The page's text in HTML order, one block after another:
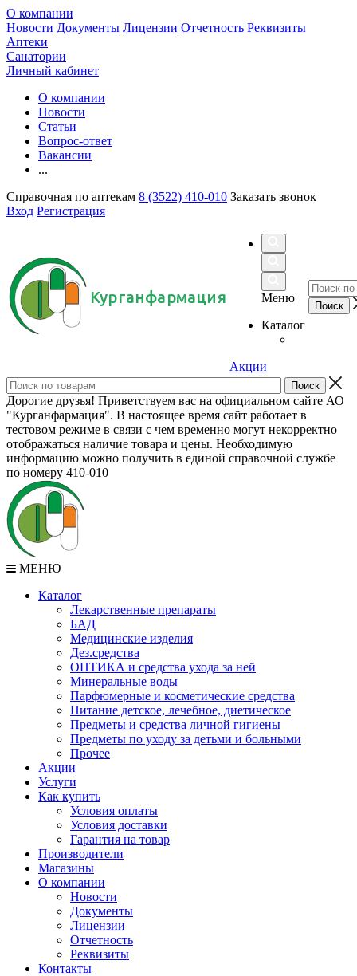
О компании
Новости Документы Лицензии Отчетность Реквизиты
Аптеки
Санатории
Личный кабинет
О компании
Новости
Статьи
Вопрос-ответ
Вакансии
...
Справочная по аптекам 8 (3522) 410-010 Заказать звонок
Вход Регистрация
Курганфармация
Меню
Каталог
Акции
Дорогие друзья! Приветствуем вас на официальном сайте АО
"Курганфармация". В настоящее время сайт работает в
тестовом режиме в связи с чем временно могут некорректно
отображаться наличие товара и цены. Необходимую
информацию можно получить в единой справочной службе
по номеру 410-010
МЕНЮ
Каталог
Лекарственные препараты
БАД
Медицинские изделия
Дез.средства
ОПТИКА и средства ухода за ней
Минеральные воды
Парфюмерные и косметические средства
Питание детское, лечебное, диетическое
Предметы и средства личной гигиены
Предметы по уходу за детьми и больными
Прочее
Акции
Услуги
Как купить
Условия оплаты
Условия доставки
Гарантия на товар
Производители
Магазины
О компании
Новости
Документы
Лицензии
Отчетность
Реквизиты
Контакты